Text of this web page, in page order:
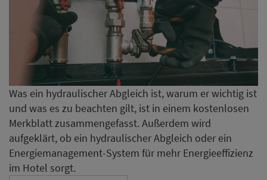
Was ein hydraulischer Abgleich ist, warum er wichtig ist
und was es zu beachten gilt, ist in einem kostenlosen
Merkblatt zusammengefasst. Außerdem wird
aufgeklärt, ob ein hydraulischer Abgleich oder ein
Energiemanagement-System für mehr Energieeffizienz
im Hotel sorgt.